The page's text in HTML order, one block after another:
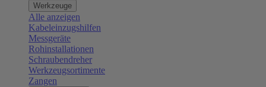
Werkzeuge
Alle anzeigen
Kabeleinzugshilfen
Messgeräte
Rohinstallationen
Schraubendreher
Werkzeugsortimente
Zangen